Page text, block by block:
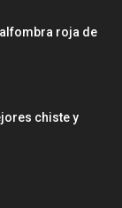
roja de
chiste y